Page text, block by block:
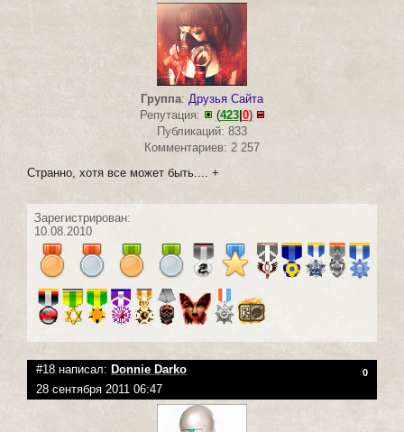
Группа: Друзья Сайта
Репутация:
(423| 0)
Публикаций: 833
Комментариев: 2 257
Странно, хотя все может быть.... +
Зарегистрирован:
10.08.2010
#18 написал: Donnie Darko 0
28 сентября 2011 06:47